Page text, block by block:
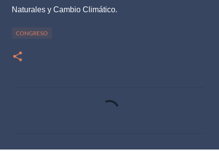
Naturales y Cambio Climático.
CONGRESO